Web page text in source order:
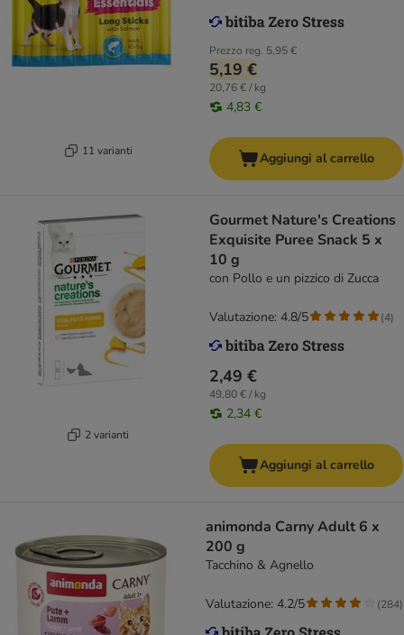
11 varianti
Prezzo reg. 5,95 €
5,19 €
20,76 € / kg
4,83 €
Aggiungi al carrello
2 varianti
Gourmet Nature's Creations
Exquisite Puree Snack 5 x
10 g
con Pollo e un pizzico di Zucca
2,49 €
49,80 € / kg
2,34 €
Valutazione: 4.8/5 (4)
Aggiungi al carrello
animonda Carny Adult 6 x
200 g
Tacchino & Agnello
Valutazione: 4.2/5 (284)